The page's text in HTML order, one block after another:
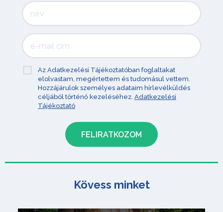
Az Adatkezelési Tájékoztatóban foglaltakat
elolvastam, megértettem és tudomásul vettem.
Hozzájárulok személyes adataim hírlevélküldés
céljából történő kezeléséhez. Adatkezelési
Tájékoztató
Kövess minket